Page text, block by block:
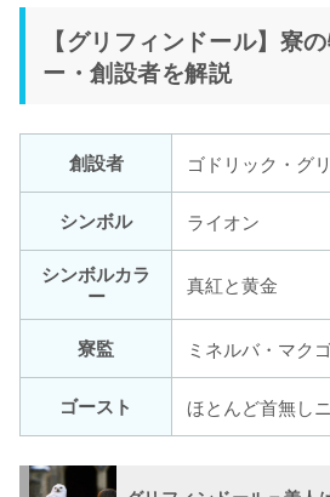
【グリフィンドール】寮
ー・創設者を解説
創設者 ゴドリック・グ
シンボル
ライオン
シンボルカラ
ー
真紅と黄金
寮監 ミネルバ・マク
ゴースト ほとんど首無し